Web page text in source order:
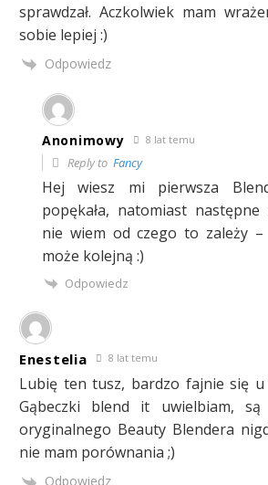
sprawdzał. Aczkolwiek mam
sobie lepiej :)
Odpowiedz
Anonimowy 8 lat temu
Reply to Fancy
Hej wiesz mi pierwsza
popękała, natomiast następne
nie wiem od czego to zależy
może kolejną :)
Odpowiedz
Enestelia 8 lat temu
Lubię ten tusz, bardzo fajnie się u
Gąbeczki blend it uwielbiam, są
oryginalnego Beauty Blendera
nie mam porównania ;)
Odpowiedz